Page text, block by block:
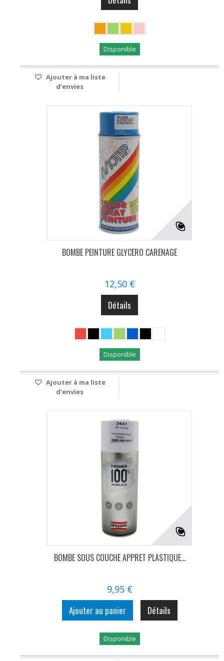
Disponible
Ajouter à ma liste
d'envies
BOMBE PEINTURE GLYCERO CARENAGE
12,50 €
Détails
Disponible
Ajouter à ma liste
d'envies
BOMBE SOUS COUCHE APPRET PLASTIQUE...
9,95 €
Ajouter au panier Détails
Disponible